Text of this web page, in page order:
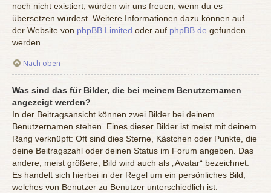
noch nicht existiert, würden wir uns freuen, wenn du es
übersetzen würdest. Weitere Informationen dazu können auf
der Website von phpBB Limited oder auf phpBB.de gefunden
werden.
Nach oben
Was sind das für Bilder, die bei meinem Benutzernamen
angezeigt werden?
In der Beitragsansicht können zwei Bilder bei deinem
Benutzernamen stehen. Eines dieser Bilder ist meist mit deinem
Rang verknüpft: Oft sind dies Sterne, Kästchen oder Punkte, die
deine Beitragszahl oder deinen Status im Forum angeben. Das
andere, meist größere, Bild wird auch als „Avatar“ bezeichnet.
Es handelt sich hierbei in der Regel um ein persönliches Bild,
welches von Benutzer zu Benutzer unterschiedlich ist.